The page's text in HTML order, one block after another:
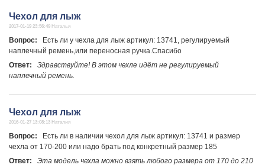
Чехол для лыж
2017-01-19 23:56:49 Наталья
Вопрос:
Есть ли у чехла для лыж артикул: 13741, регулируемый
наплечный ремень,или переносная ручка.Спасибо
Ответ: Здравствуйте! В этом чехле идёт не регулируемый
наплечный ремень.
Чехол для лыж
2016-01-27 13:08:13 Наталия
Вопрос:
Есть ли в наличии чехол для лыж артикул: 13741 и размер
чехла от 170-200 или надо брать под конкретный размер 185
Ответ: Эта модель чехла можно взять любого размера от 170 до 210